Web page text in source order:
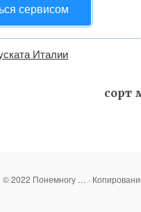
сервисом
сорт
© 2022 Понемногу … ·